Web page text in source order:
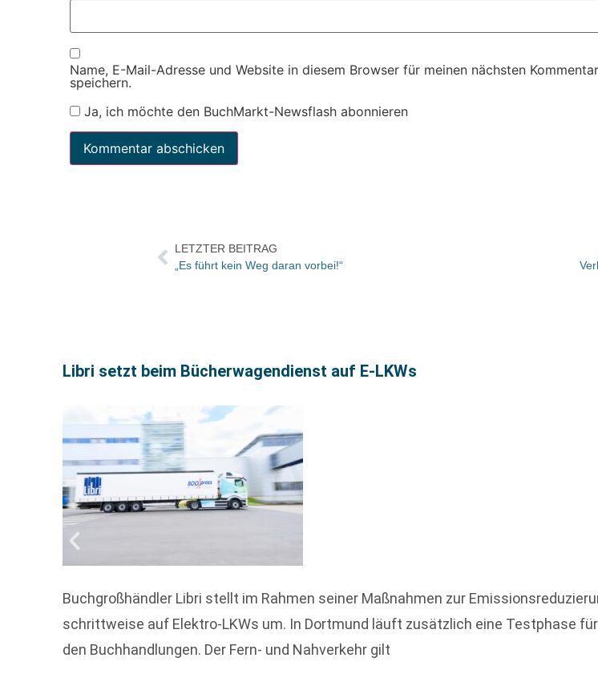
Name, E-Mail-Adresse und Website in diesem Browser für meinen nächsten Kommentar
speichern.
Ja, ich möchte den BuchMarkt-Newsflash abonnieren
LETZTER BEITRAG
„Es führt kein Weg daran vorbei!“
Libri setzt beim Bücherwagendienst auf E-LKWs
Buchgroßhändler Libri stellt im Rahmen seiner Maßnahmen zur
schrittweise auf Elektro-LKWs um. In Dortmund läuft zusätzlich eine Testphase
den Buchhandlungen. Der Fern- und Nahverkehr gilt